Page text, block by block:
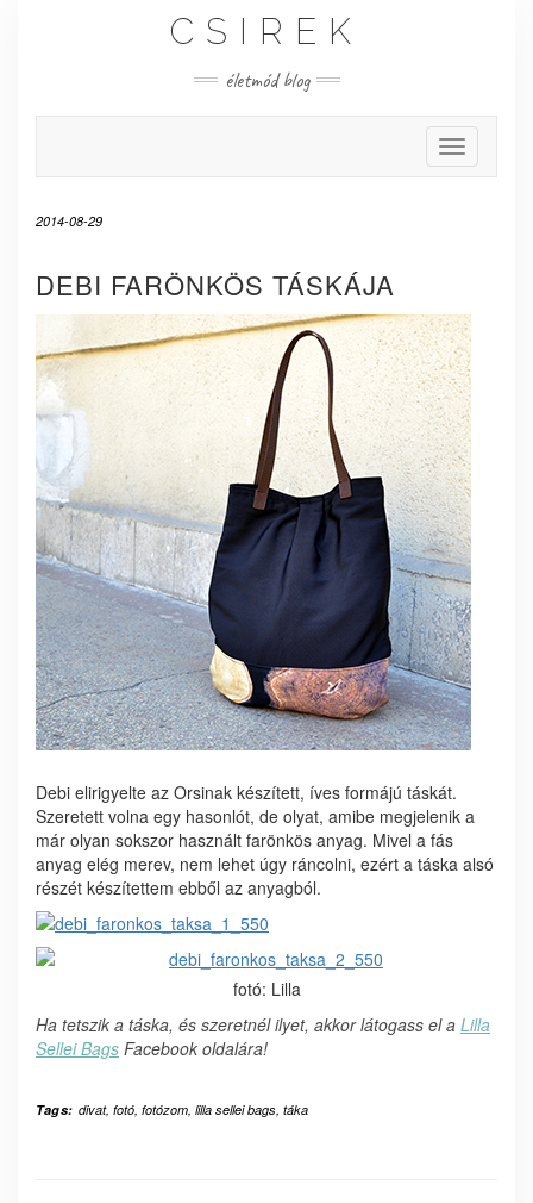
CSIREK
életmód blog
Toggle
2014-08-29
DEBI FARÖNKÖS TÁSKÁJA
Debi elirigyelte az Orsinak készített, íves formájú táskát.
Szeretett volna egy hasonlót, de olyat, amibe megjelenik a
már olyan sokszor használt farönkös anyag. Mivel a fás
anyag elég merev, nem lehet úgy ráncolni, ezért a táska alsó
részét készítettem ebből az anyagból.
fotó: Lilla
Ha tetszik a táska, és szeretnél ilyet, akkor látogass el a Lilla
Sellei Bags Facebook oldalára!
Tags: divat, fotó, fotózom, lilla sellei bags, táka